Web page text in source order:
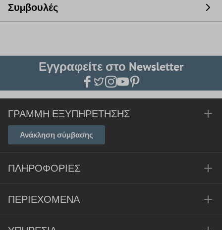
Συμβουλές
Εγγραφείτε στο Newsletter
ΓΡΑΜΜΉ ΕΞΥΠΗΡΈΤΗΣΗΣ
Ανάκληση σύμβασης
ΠΛΗΡΟΦΟΡΊΕΣ
ΠΕΡΙΕΧΌΜΕΝΑ